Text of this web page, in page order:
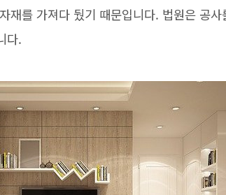
재를 가져다 뒀기 때문입니다. 법원은 공
다.